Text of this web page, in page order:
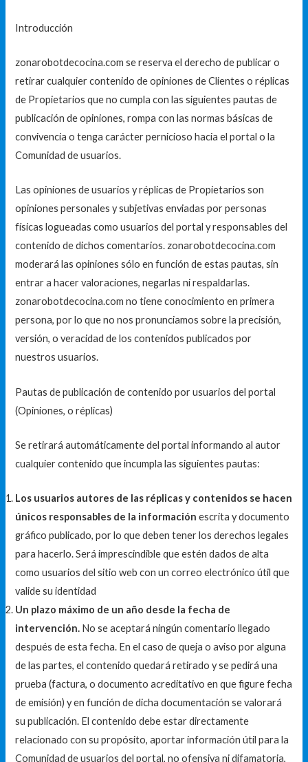
Introducción
zonarobotdecocina.com se reserva el derecho de publicar o
retirar cualquier contenido de opiniones de Clientes o réplicas
de Propietarios que no cumpla con las siguientes pautas de
publicación de opiniones, rompa con las normas básicas de
convivencia o tenga carácter pernicioso hacia el portal o la
Comunidad de usuarios.
Las opiniones de usuarios y réplicas de Propietarios son
opiniones personales y subjetivas enviadas por personas
físicas logueadas como usuarios del portal y responsables del
contenido de dichos comentarios. zonarobotdecocina.com
moderará las opiniones sólo en función de estas pautas, sin
entrar a hacer valoraciones, negarlas ni respaldarlas.
zonarobotdecocina.com no tiene conocimiento en primera
persona, por lo que no nos pronunciamos sobre la precisión,
versión, o veracidad de los contenidos publicados por
nuestros usuarios.
Pautas de publicación de contenido por usuarios del portal
(Opiniones, o réplicas)
Se retirará automáticamente del portal informando al autor
cualquier contenido que incumpla las siguientes pautas:
Los usuarios autores de las réplicas y contenidos se hacen
únicos responsables de la informaciónescrita y documento
gráfico publicado, por lo que deben tener los derechos legales
para hacerlo. Será imprescindible que estén dados de alta
como usuarios del sitio web con un correo electrónico útil que
valide su identidad
Un plazo máximo de un año desde la fecha de
intervención. No se aceptará ningún comentario llegado
después de esta fecha. En el caso de queja o aviso por alguna
de las partes, el contenido quedará retirado y se pedirá una
prueba (factura, o documento acreditativo en que figure fecha
de emisión) y en función de dicha documentación se valorará
su publicación. El contenido debe estar directamente
relacionado con su propósito, aportar información útil para la
Comunidad de usuarios del portal, no ofensiva ni difamatoria,